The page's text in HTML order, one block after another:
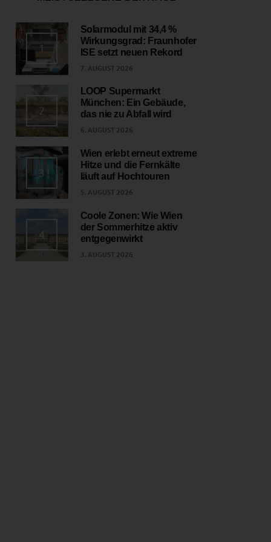
1
Solarmodul mit 34,4 %
Wirkungsgrad: Fraunhofer
ISE setzt neuen Rekord
7. AUGUST 2026
2
LOOP Supermarkt
München: Ein Gebäude,
das nie zu Abfall wird
6. AUGUST 2026
3
Wien erlebt erneut extreme
Hitze und die Fernkälte
läuft auf Hochtouren
5. AUGUST 2026
4
Coole Zonen: Wie Wien
der Sommerhitze aktiv
entgegenwirkt
3. AUGUST 2026